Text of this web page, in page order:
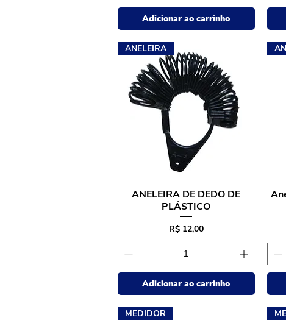
Adicionar ao carrinho
Visualização rápida
ANELEIRA
ANELEIRA DE DEDO DE
PLÁSTICO
Preço
R$ 12,00
Adicionar ao carrinho
MEDIDOR